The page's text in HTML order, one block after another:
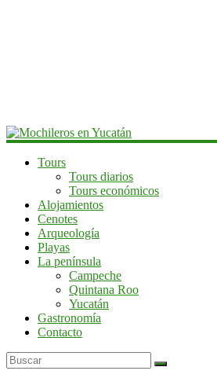
Mochileros
Yucatán
Yucatán
Tours
Tours diarios
Tours económicos
Alojamientos
Cenotes
Arqueología
Playas
La península
Campeche
Quintana Roo
Yucatán
Gastronomía
Contacto